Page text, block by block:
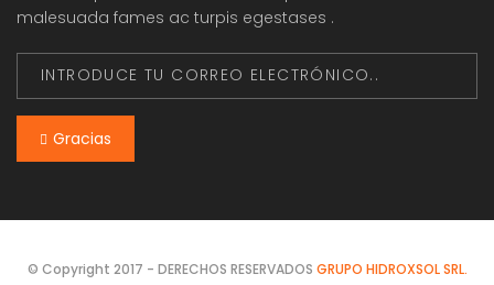
malesuada fames ac turpis egestases .
Gracias
© Copyright 2017 - DERECHOS RESERVADOS GRUPO HIDROXSOL SRL.